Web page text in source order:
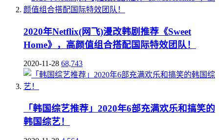
2020年Netflix(网飞)漫改韩剧推荐《Sweet
Home》，高颜值组合搭配国际特效团队！
2020-11-28 68,743
「韩国综艺推荐」2020年6部充满欢乐和搞笑的
韩国综艺！